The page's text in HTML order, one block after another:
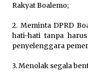
Rakyat Boalemo;
2. Meminta DPRD
hati-hati tanpa
penyelenggara
3. Menolak segala